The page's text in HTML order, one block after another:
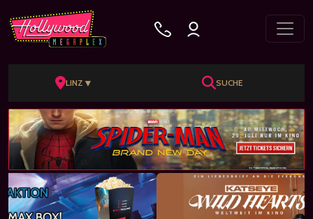
LINZ ▼ SUCHE